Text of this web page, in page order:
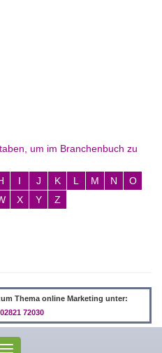
um im Branchenbuch zu
I J K L M N
O
X Y Z
Thema online Marketing unter:
02821 72030
Toggle